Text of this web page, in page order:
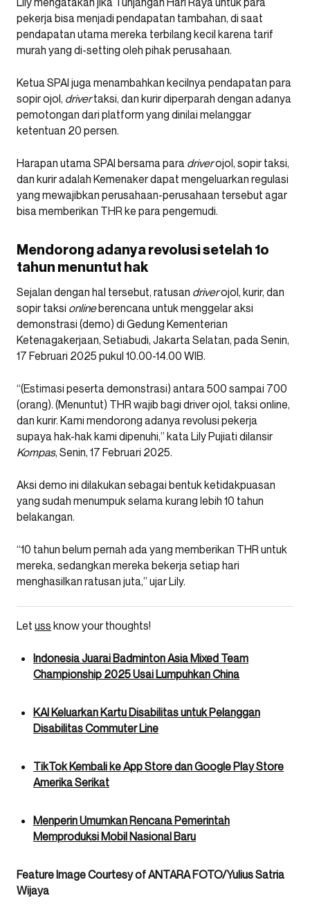
pekerja bisa menjadi pendapatan tambahan, di saat
pendapatan utama mereka terbilang kecil karena tarif
murah yang di-setting oleh pihak perusahaan.
Ketua SPAI juga menambahkan kecilnya pendapatan para
sopir ojol, drivertaksi, dan kurir diperparah dengan adanya
pemotongan dari platform yang dinilai melanggar
ketentuan 20 persen.
Harapan utama SPAI bersama para driverojol, sopir taksi,
dan kurir adalah Kemenaker dapat mengeluarkan regulasi
yang mewajibkan perusahaan-perusahaan tersebut agar
bisa memberikan THR ke para pengemudi.
Mendorong adanya revolusi setelah 1o
tahun menuntut hak
Sejalan dengan hal tersebut, ratusan driverojol, kurir, dan
sopir taksi onlineberencana untuk menggelar aksi
demonstrasi (demo) di Gedung Kementerian
Ketenagakerjaan, Setiabudi, Jakarta Selatan, pada Senin,
17 Februari 2025 pukul 10.00-14.00 WIB.
“(Estimasi peserta demonstrasi) antara 500 sampai 700
(orang). (Menuntut) THR wajib bagi driver ojol, taksi online,
dan kurir. Kami mendorong adanya revolusi pekerja
supaya hak-hak kami dipenuhi,” kata Lily Pujiati dilansir
Kompas, Senin, 17 Februari 2025.
Aksi demo ini dilakukan sebagai bentuk ketidakpuasan
yang sudah menumpuk selama kurang lebih 10 tahun
belakangan.
“10 tahun belum pernah ada yang memberikan THR untuk
mereka, sedangkan mereka bekerja setiap hari
menghasilkan ratusan juta,” ujar Lily.
Let uss know your thoughts!
Indonesia Juarai Badminton Asia Mixed Team
Championship 2025 Usai Lumpuhkan China
KAI Keluarkan Kartu Disabilitas untuk Pelanggan
Disabilitas Commuter Line
TikTok Kembali ke App Store dan Google Play Store
Amerika Serikat
Menperin Umumkan Rencana Pemerintah
Memproduksi Mobil Nasional Baru
Feature Image Courtesy of ANTARA FOTO/Yulius Satria
Wijaya